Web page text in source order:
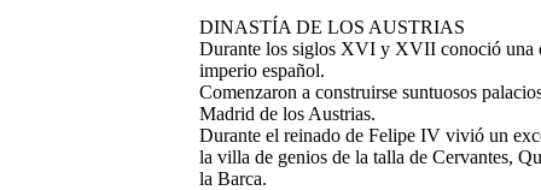
DINASTÍA DE LOS AUSTRIAS
Durante los siglos XVI y XVII conoció una
imperio español.
Comenzaron a construirse suntuosos
Madrid de los Austrias.
Durante el reinado de Felipe IV vivió un
la villa de genios de la talla de Cervantes,
la Barca.